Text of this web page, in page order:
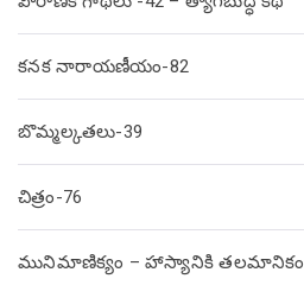
కనక నారాయణీయం-82
బొమ్మల్కతలు-39
చిత్రం-76
మునిమాణిక్యం – హాస్యానికి తలమానికం